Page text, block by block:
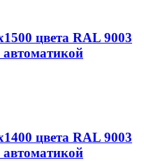
цвета RAL 9003
автоматикой
цвета RAL 9003
автоматикой